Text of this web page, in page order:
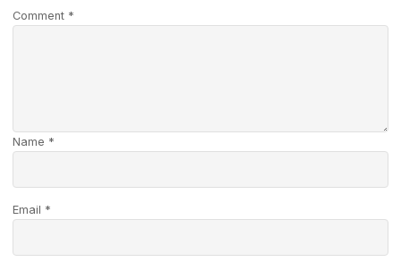
Comment *
Name *
Email *